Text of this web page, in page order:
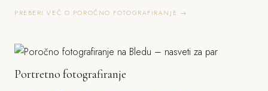
PREBERI VEČ O POROČNO FOTOGRAFIRANJE →
Portretno fotografiranje